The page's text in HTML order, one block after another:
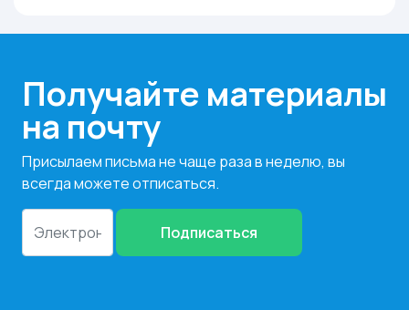
Получайте материалы
на почту
Присылаем письма не чаще раза в неделю, вы
всегда можете отписаться.
Подписаться